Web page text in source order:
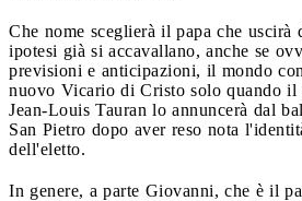
Che nome sceglierà il papa che uscirà
ipotesi già si accavallano, anche se
previsioni e anticipazioni, il mondo
nuovo Vicario di Cristo solo quando il
Jean-Louis Tauran lo annuncerà dal
San Pietro dopo aver reso nota
dell'eletto.
In genere, a parte Giovanni, che è il